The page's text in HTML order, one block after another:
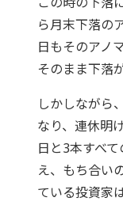
ら月末下落の
日もそのアノ
そのまま下落
しかしながら
なり、連休明
日と3本すべ
え、もち合い
ている投資家